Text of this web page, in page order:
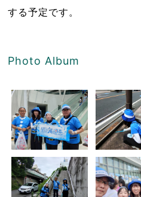
する予定です。
Photo Album